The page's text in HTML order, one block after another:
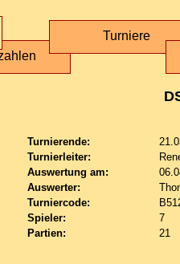
Turniere
Turnierende:
Turnierleiter:
Auswertung am:
Auswerter:
Turniercode:
Spieler:
7
Partien:
21